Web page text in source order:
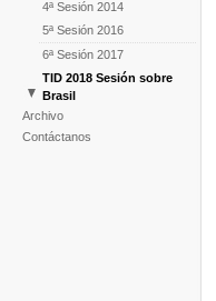
4ª Sesión 2014
5ª Sesión 2016
6ª Sesión 2017
TID 2018 Sesión sobre
Brasil
1st Session East Asia 2016
Archivo
Contáctanos